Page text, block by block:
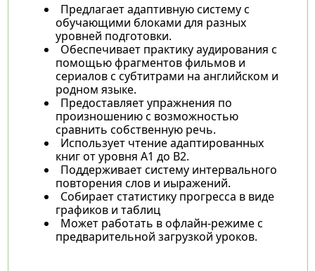
Предлагает адаптивную систему с
обучающими блоками для разных
уровней подготовки.
Обеспечивает практику аудирования с
помощью фрагментов фильмов и
сериалов с субтитрами на английском и
родном языке.
Предоставляет упражнения по
произношению с возможностью
сравнить собственную речь.
Использует чтение адаптированных
книг от уровня A1 до B2.
Поддерживает систему интервального
повторения слов и иыражений.
Собирает статистику прогресса в виде
графиков и таблиц
Может работать в офлайн-режиме с
предварительной загрузкой уроков.